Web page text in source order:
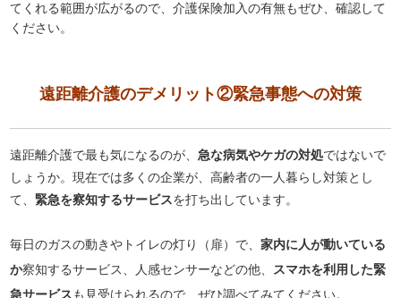
てくれる範囲が広がるので、介護保険加入の有無もぜひ、確認して
ください。
遠距離介護のデメリット②緊急事態への対策
遠距離介護で最も気になるのが、急な病気やケガの対処ではないで
しょうか。現在では多くの企業が、高齢者の一人暮らし対策とし
て、 緊急を察知するサービスを打ち出しています。
毎日のガスの動きやトイレの灯り（扉）で、家内に人が動いている
か察知するサービス、人感センサーなどの他、 スマホを利用した緊
急サービスも見受けられるので、ぜひ調べてみてください。